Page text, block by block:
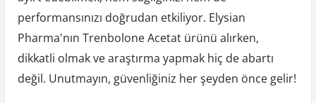
performansınızı doğrudan etkiliyor. Elysian
Pharma'nın Trenbolone Acetat ürünü alırken,
dikkatli olmak ve araştırma yapmak hiç de abartı
değil. Unutmayın, güvenliğiniz her şeyden önce gelir!